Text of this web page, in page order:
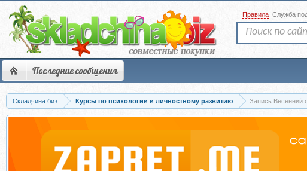
Последние сообщения
Правила Служба
Складчина биз Курсы по психологии и личностному развитию Запись Весенний